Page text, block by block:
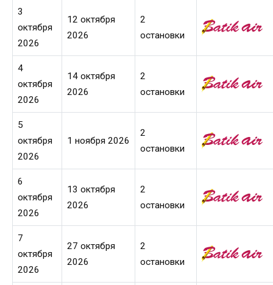
3
октября
2026
12 октября
2026
2
остановки
4
октября
2026
14 октября
2026
2
остановки
5
октября
2026
1 ноября 2026
2
остановки
6
октября
2026
13 октября
2026
2
остановки
7
октября
2026
27 октября
2026
2
остановки